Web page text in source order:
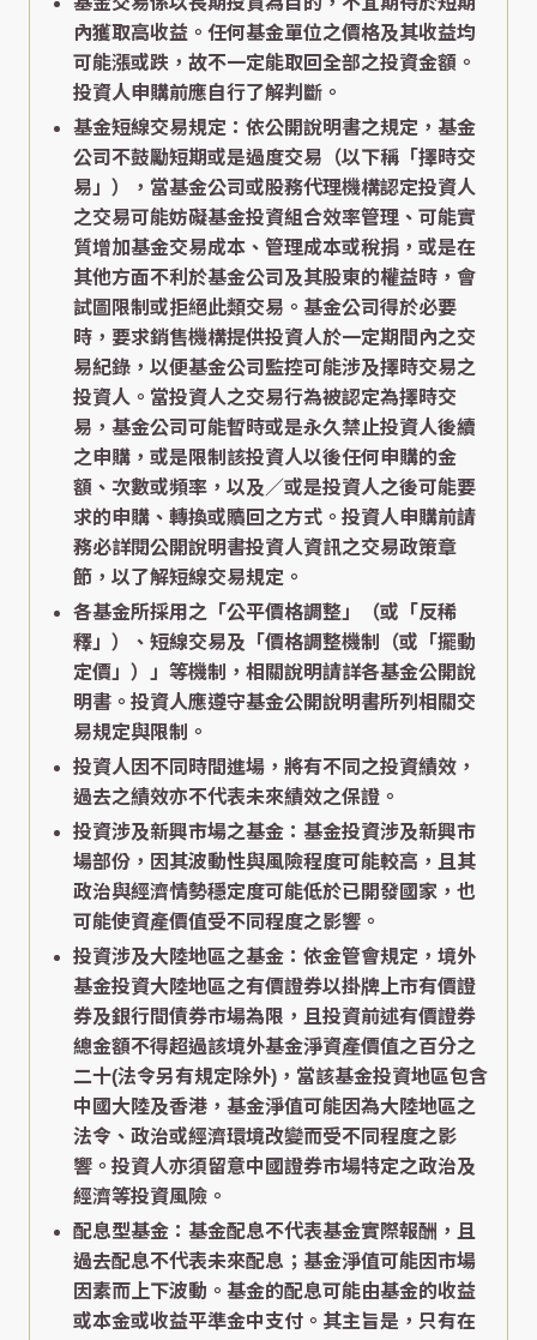
內獲取高收益。任何基金單位之價格及其收益均
可能漲或跌，故不一定能取回全部之投資金額。
投資人申購前應自行了解判斷。
基金短線交易規定：依公開說明書之規定，基金
公司不鼓勵短期或是過度交易（以下稱「擇時交
易」），當基金公司或股務代理機構認定投資人
之交易可能妨礙基金投資組合效率管理、可能實
質增加基金交易成本、管理成本或稅捐，或是在
其他方面不利於基金公司及其股東的權益時，會
試圖限制或拒絕此類交易。基金公司得於必要
時，要求銷售機構提供投資人於一定期間內之交
易紀錄，以便基金公司監控可能涉及擇時交易之
投資人。當投資人之交易行為被認定為擇時交
易，基金公司可能暫時或是永久禁止投資人後續
之申購，或是限制該投資人以後任何申購的金
額、次數或頻率，以及／或是投資人之後可能要
求的申購、轉換或贖回之方式。投資人申購前請
務必詳閱公開說明書投資人資訊之交易政策章
節，以了解短線交易規定。
各基金所採用之「公平價格調整」（或「反稀
釋」）、短線交易及「價格調整機制（或「擺動
定價」）」等機制，相關說明請詳各基金公開說
明書。投資人應遵守基金公開說明書所列相關交
易規定與限制。
投資人因不同時間進場，將有不同之投資績效，
過去之績效亦不代表未來績效之保證。
投資涉及新興市場之基金：基金投資涉及新興市
場部份，因其波動性與風險程度可能較高，且其
政治與經濟情勢穩定度可能低於已開發國家，也
可能使資產價值受不同程度之影響。
投資涉及大陸地區之基金：依金管會規定，境外
基金投資大陸地區之有價證券以掛牌上市有價證
券及銀行間債券市場為限，且投資前述有價證券
總金額不得超過該境外基金淨資產價值之百分之
二十(法令另有規定除外)，當該基金投資地區包含
中國大陸及香港，基金淨值可能因為大陸地區之
法令、政治或經濟環境改變而受不同程度之影
響。投資人亦須留意中國證券市場特定之政治及
經濟等投資風險。
配息型基金：基金配息不代表基金實際報酬，且
過去配息不代表未來配息；基金淨值可能因市場
因素而上下波動。基金的配息可能由基金的收益
或本金或收益平準金中支付。其主旨是，只有在